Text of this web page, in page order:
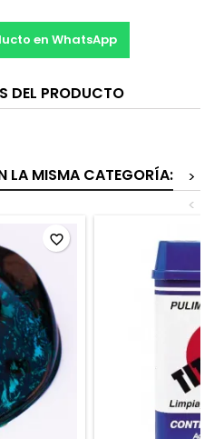
en WhatsApp
DEL PRODUCTO
LA MISMA CATEGORÍA:
>
<
favorite_border